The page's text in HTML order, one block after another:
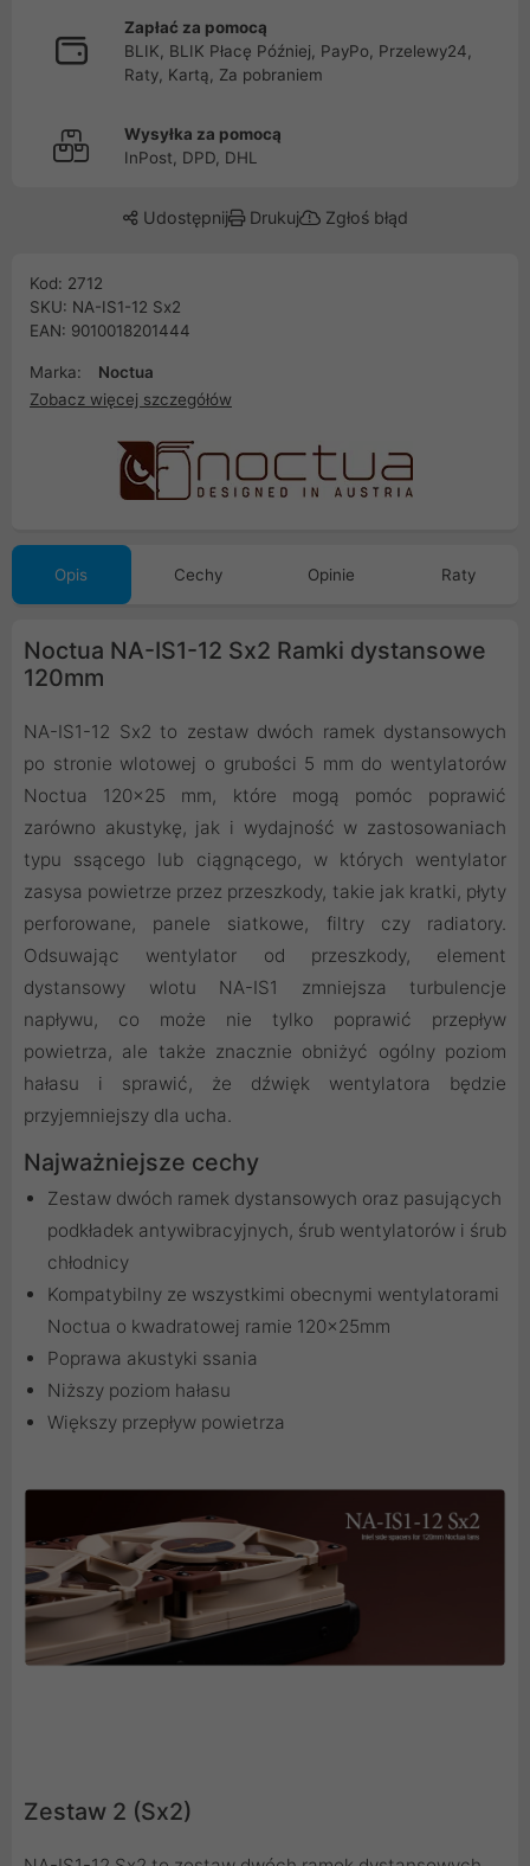
Zapłać za pomocą
BLIK, BLIK Płacę Później, PayPo, Przelewy24,
Raty, Kartą, Za pobraniem
Wysyłka za pomocą
InPost, DPD, DHL
Udostępnij Drukuj Zgłoś błąd
Kod: 2712
SKU: NA-IS1-12 Sx2
EAN: 9010018201444
Marka:
Noctua
Zobacz więcej szczegółów
Opis Cechy Opinie Raty
Noctua NA-IS1-12 Sx2 Ramki dystansowe
120mm
NA-IS1-12 Sx2 to zestaw dwóch ramek dystansowych
po stronie wlotowej o grubości 5 mm do wentylatorów
Noctua 120x25 mm, które mogą pomóc poprawić
zarówno akustykę, jak i wydajność w zastosowaniach
typu ssącego lub ciągnącego, w których wentylator
zasysa powietrze przez przeszkody, takie jak kratki, płyty
perforowane, panele siatkowe, filtry czy radiatory.
Odsuwając wentylator od przeszkody, element
dystansowy wlotu NA-IS1 zmniejsza turbulencje
napływu, co może nie tylko poprawić przepływ
powietrza, ale także znacznie obniżyć ogólny poziom
hałasu i sprawić, że dźwięk wentylatora będzie
przyjemniejszy dla ucha.
Najważniejsze cechy
Zestaw dwóch ramek dystansowych oraz pasujących
podkładek antywibracyjnych, śrub wentylatorów i śrub
chłodnicy
Kompatybilny ze wszystkimi obecnymi wentylatorami
Noctua o kwadratowej ramie 120x25mm
Poprawa akustyki ssania
Niższy poziom hałasu
Większy przepływ powietrza
Zestaw 2 (Sx2)